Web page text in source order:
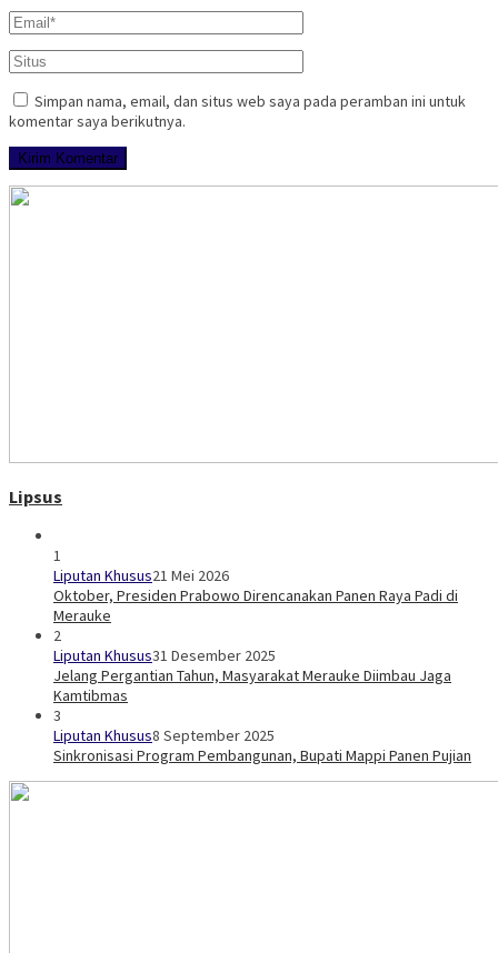
Simpan nama, email, dan situs web saya pada peramban ini untuk
komentar saya berikutnya.
Lipsus
1
Liputan Khusus21 Mei 2026
Oktober, Presiden Prabowo Direncanakan Panen Raya Padi di
Merauke
2
Liputan Khusus31 Desember 2025
Jelang Pergantian Tahun, Masyarakat Merauke Diimbau Jaga
Kamtibmas
3
Liputan Khusus8 September 2025
Sinkronisasi Program Pembangunan, Bupati Mappi Panen Pujian